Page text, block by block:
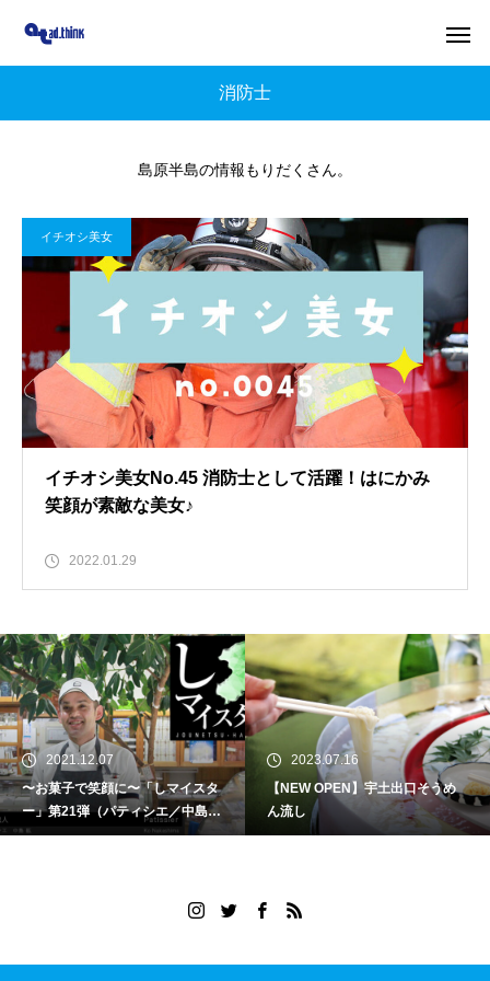
消防士
島原半島の情報もりだくさん。
イチオシ美女
イチオシ美女No.45 消防士として活躍！はにかみ
笑顔が素敵な美女♪
2022.01.29
2021.12.07
〜お菓子で笑顔に〜「しマイスタ
ー」第21弾（パティシエ／中島
絋）
2023.07.16
【NEW OPEN】宇土出口そうめ
ん流し